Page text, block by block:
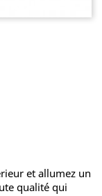
et allumez un
qualité qui